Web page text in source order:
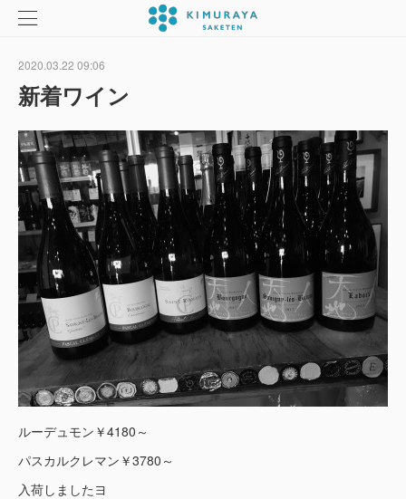
2020.03.22 09:06
新着ワイン
ルーデュモン￥4180～
パスカルクレマン￥3780～
入荷しましたヨ